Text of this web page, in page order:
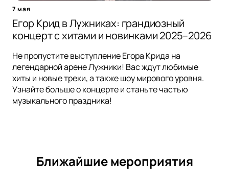
7 мая
Егор Крид в Лужниках: грандиозный
концерт с хитами и новинками 2025–2026
Не пропустите выступление Егора Крида на
легендарной арене Лужники! Вас ждут любимые
хиты и новые треки, а также шоу мирового уровня.
Узнайте больше о концерте и станьте частью
музыкального праздника!
Ближайшие мероприятия